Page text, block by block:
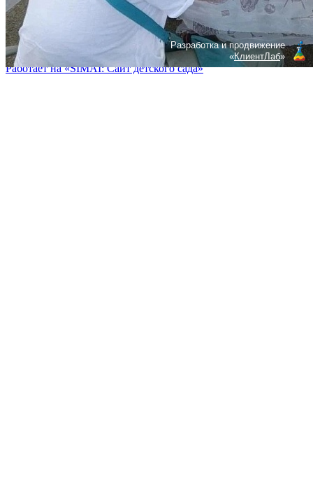
Написать нам
Разработка и продвижение
«КлиентЛаб»
Работает на «SIMAI: Сайт детского сада»